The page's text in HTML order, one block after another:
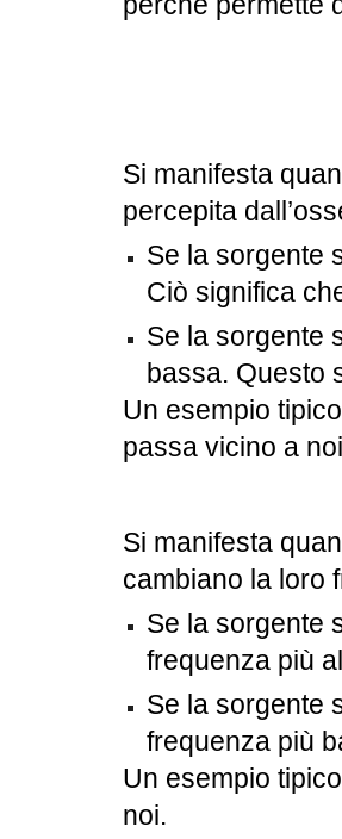
Si manifesta
percepita
Se la sorgente
Ciò significa
Se la sorgente
bassa. Questo
Un esempio
passa vicino a
Si manifesta
cambiano la loro
Se la sorgente
frequenza più
Se la sorgente
frequenza più
Un esempio
noi.